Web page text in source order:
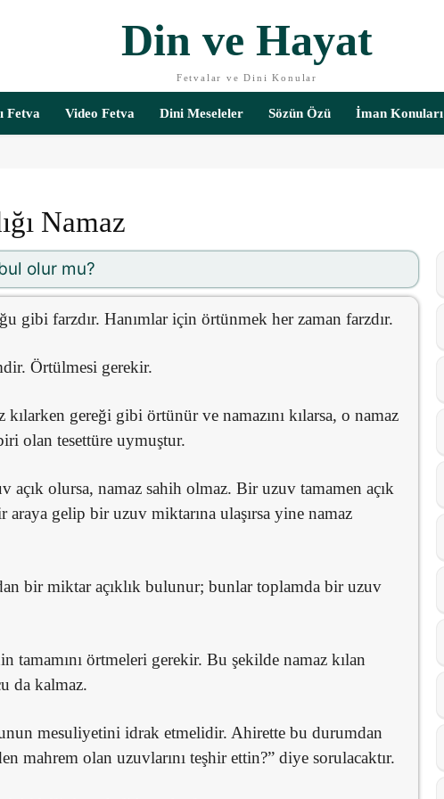
Din ve Hayat
Fetvalar ve Dini Konular
Fetva Video Fetva Dini Meseleler Sözün Özü İman Konuları
Namaz
olur mu?
gibi farzdır. Hanımlar için örtünmek her zaman farzdır.
Örtülmesi gerekir.
kılarken gereği gibi örtünür ve namazını kılarsa, o namaz
olan tesettüre uymuştur.
açık olursa, namaz sahih olmaz. Bir uzuv tamamen açık
araya gelip bir uzuv miktarına ulaşırsa yine namaz
bir miktar açıklık bulunur; bunlar toplamda bir uzuv
tamamını örtmeleri gerekir. Bu şekilde namaz kılan
da kalmaz.
mesuliyetini idrak etmelidir. Ahirette bu durumdan
mahrem olan uzuvlarını teşhir ettin?” diye sorulacaktır.